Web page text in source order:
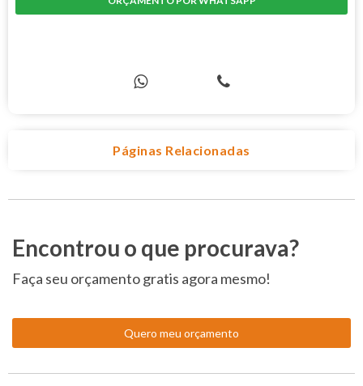
Páginas Relacionadas
Encontrou o que procurava?
Faça seu orçamento gratis agora mesmo!
Quero meu orçamento